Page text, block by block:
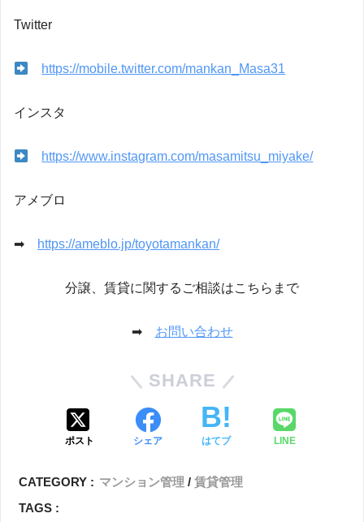
Twitter
https://mobile.twitter.com/mankan_Masa31
インスタ
https://www.instagram.com/masamitsu_miyake/
アメブロ
➡ https://ameblo.jp/toyotamankan/
分譲、賃貸に関するご相談はこちらまで
➡ お問い合わせ
SHARE
ポスト シェア はてブ LINE
CATEGORY : マンション管理
賃貸管理
TAGS :